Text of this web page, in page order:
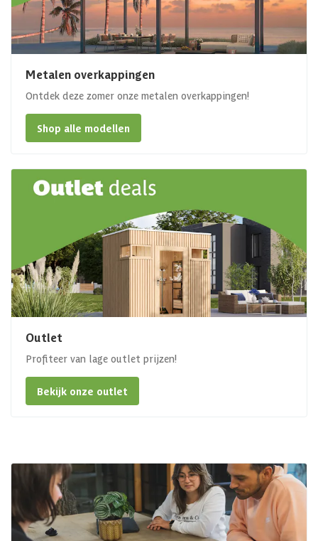
Metalen overkappingen
Ontdek deze zomer onze metalen overkappingen!
Shop alle modellen
Outlet
Profiteer van lage outlet prijzen!
Bekijk onze outlet